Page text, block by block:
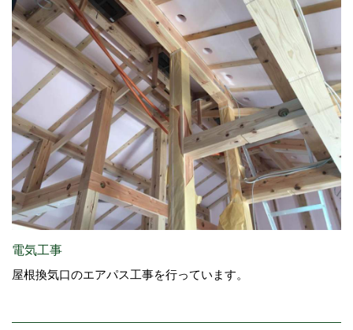
電気工事
屋根換気口のエアパス工事を行っています。